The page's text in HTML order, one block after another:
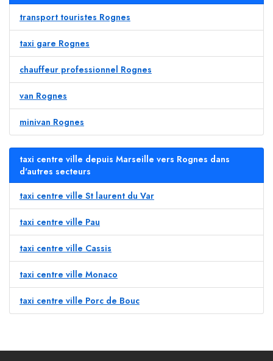
transport touristes Rognes
taxi gare Rognes
chauffeur professionnel Rognes
van Rognes
minivan Rognes
taxi centre ville depuis Marseille vers Rognes dans
d'autres secteurs
taxi centre ville St laurent du Var
taxi centre ville Pau
taxi centre ville Cassis
taxi centre ville Monaco
taxi centre ville Porc de Bouc